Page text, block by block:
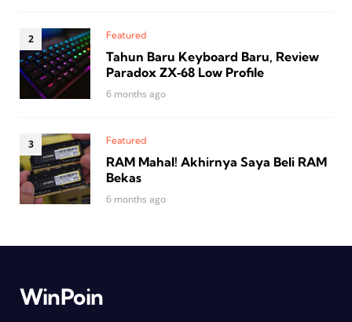
Featured
Tahun Baru Keyboard Baru, Review
Paradox ZX‑68 Low Profile
6 months ago
Featured
RAM Mahal! Akhirnya Saya Beli RAM
Bekas
6 months ago
WinPoin